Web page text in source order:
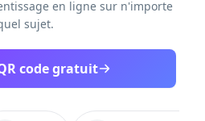
en ligne sur n'importe
sujet.
code gratuit